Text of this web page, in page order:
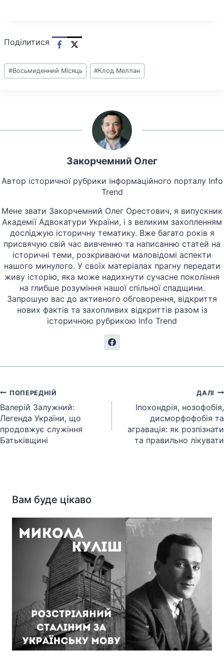
Поділитися
Позначки
запису:
#Восьмиденний Місяць #Клод Меллан
Закорчемний Олег
Автор історичної рубрики інформаційного порталу Info
Trend
Мене звати Закорчемний Олег Орестович, я випускник
Академії Адвокатури України, і з великим захопленням
досліджую історичну тематику. Вже багато років я
присвячую свій час вивченню та написанню статей на
історичні теми, розкриваючи маловідомі аспекти
нашого минулого. У своїх матеріалах прагну передати
живу історію, яка може надихнути сучасне покоління
на глибше розуміння нашої спільної спадщини.
Запрошую вас до активного обговорення, відкриття
нових фактів та захопливих відкриттів разом із
історичною рубрикою Info Trend
Навігація
записів
ПОПЕРЕДНІЙ
Валерій Залужний:
Легенда України, що
продовжує служіння
Батьківщині
ДАЛІ
Іпохондрія, нозофобія,
дисморфофобія та
агравація: як розпізнати
та правильно лікувати
Вам буде цікаво